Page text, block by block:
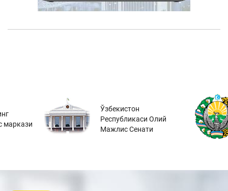
маркази
Ўзбекистон
Республикаси Олий
Мажлис Сенати